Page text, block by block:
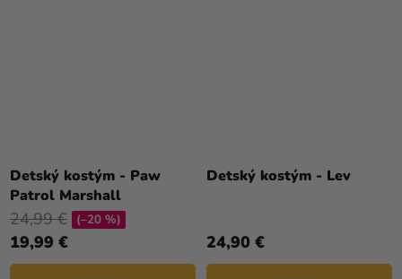
Detský kostým - Paw
Patrol Marshall
19,99 €
24,99 € (–20 %)
Detský kostým - Lev
24,90 €